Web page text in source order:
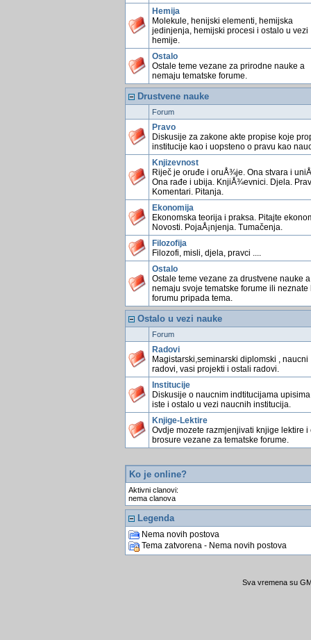
Hemija
Molekule, henijski elementi, hemijska
jedinjenja, hemijski procesi i ostalo u vezi
hemije.
Ostalo
Ostale teme vezane za prirodne nauke a
nemaju tematske forume.
Drustvene nauke
Forum
Pravo
Diskusije za zakone akte propise koje
institucije kao i uopsteno o pravu kao
Knjizevnost
Riječ je oruđe i oruÅ¾je. Ona stvara i
Ona rađe i ubija. KnjiÅ¾evnici. Djela.
Komentari. Pitanja.
Ekonomija
Ekonomska teorija i praksa. Pitajte
Novosti. PojaÅ¡njenja. Tumačenja.
Filozofija
Filozofi, misli, djela, pravci ....
Ostalo
Ostale teme vezane za drustvene nauke
nemaju svoje tematske forume ili neznate
forumu pripada tema.
Ostalo u vezi nauke
Forum
Radovi
Magistarski,seminarski diplomski , naucni
radovi, vasi projekti i ostali radovi.
Institucije
Diskusije o naucnim indtitucijama
iste i ostalo u vezi naucnih institucija.
Knjige-Lektire
Ovdje mozete razmjenjivati knjige lektire i
brosure vezane za tematske forume.
Ko je online?
Aktivni clanovi:
nema clanova
Legenda
Nema novih postova
Tema zatvorena - Nema novih postova
Sva vremena su